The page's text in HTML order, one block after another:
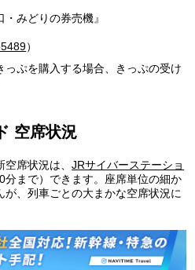
みどりの券売機』
）
ぷを購入する場合、きっぷの受け
空席状況
空席状況は、JRサイバーステーショ
まで）できます。座席単位の細か
、列車ごとの大まかな空席状況に